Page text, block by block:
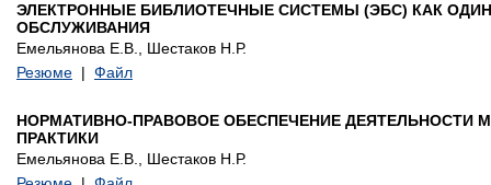
ЭЛЕКТРОННЫЕ БИБЛИОТЕЧНЫЕ СИСТЕМЫ (ЭБС) КАК
ОБСЛУЖИВАНИЯ
Емельянова Е.В., Шестаков Н.Р.
Резюме | Файл
НОРМАТИВНО-ПРАВОВОЕ ОБЕСПЕЧЕНИЕ ДЕЯТЕЛЬНОСТИ
ПРАКТИКИ
Емельянова Е.В., Шестаков Н.Р.